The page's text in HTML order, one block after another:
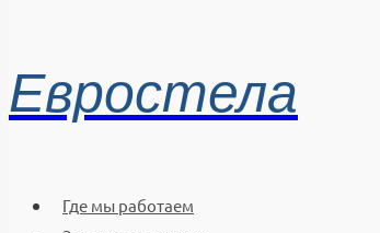
Евростела
Где мы работаем